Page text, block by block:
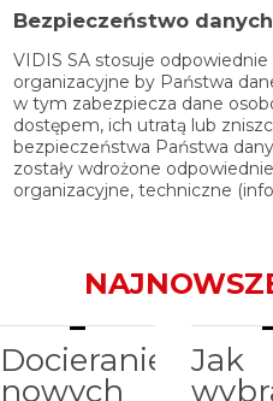
Bezpieczeństwo
VIDIS SA stosuje
organizacyjne by Państwa
w tym zabezpiecza dane
dostępem, ich utratą lub
bezpieczeństwa Państwa
zostały wdrożone
organizacyjne, techniczne
Docieranie
nowych
Jak